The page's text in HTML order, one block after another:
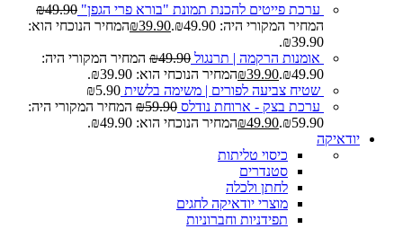
ערכת פייטים להכנת תמונת "בורא פרי הגפן" ₪49.90
המחיר המקורי היה: ₪49.90.
₪39.90
המחיר הנוכחי הוא:
₪39.90.
אומנות הרקמה | תרנגול
₪49.90
המחיר המקורי היה:
₪49.90.
₪39.90
המחיר הנוכחי הוא: ₪39.90.
שטיח צביעה לפורים | משימה בלשית
₪5.90
ערכת בצק - ארוחת נודלס
₪59.90
המחיר המקורי היה:
₪59.90.
₪49.90
המחיר הנוכחי הוא: ₪49.90.
יודאיקה
כיסוי טליתות
סטנדרים
לחתן ולכלה
מוצרי יודאיקה לחגים
תפידניות וחברוניות